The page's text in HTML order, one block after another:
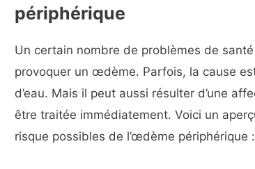
périphérique
Un certain nombre de problèmes de
provoquer un œdème. Parfois, la cause
d’eau. Mais il peut aussi résulter d’une
être traitée immédiatement. Voici un
risque possibles de l’œdème périphérique :